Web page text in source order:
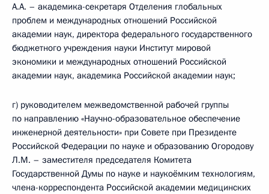
А.А. – академика-секретаря Отделения глобальных
проблем и международных отношений Российской
академии наук, директора федерального государственного
бюджетного учреждения науки Институт мировой
экономики и международных отношений Российской
академии наук, академика Российской академии наук;
г) руководителем межведомственной рабочей группы
по направлению «Научно-образовательное обеспечение
инженерной деятельности» при Совете при Президенте
Российской Федерации по науке и образованию Огородову
Л.М. – заместителя председателя Комитета
Государственной Думы по науке и наукоёмким технологиям,
члена-корреспондента Российской академии медицинских